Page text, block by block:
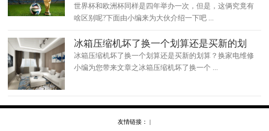
世界杯和欧洲杯同样是四年举办一次，但是，这俩究竟有
啥区别呢?下面由小编来为大伙介绍一下吧 ...
冰箱压缩机坏了换一个划算还是买新的划
算？换
冰箱压缩机坏了换一个划算还是买新的划算？换家电维修
小编为您带来文章之冰箱压缩机坏了换一个 ...
友情链接： |